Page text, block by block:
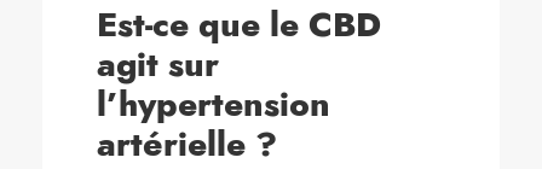
Est-ce que le CBD
agit sur
l’hypertension
artérielle ?